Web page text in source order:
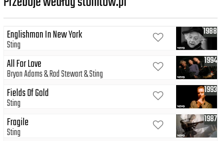
1988
Englishman In New York
Sting
1994
All For Love
Bryan Adams Rod Stewart Sting
1993
Fields Of Gold
Sting
1987
Fragile
Sting